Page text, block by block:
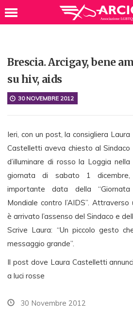
Brescia. Arcigay, bene
su hiv, aids
30 NOVEMBRE 2012
Ieri, con un post, la consigliera Laura
Castelletti aveva chiesto al Sindaco
d’illuminare di rosso la Loggia nella
giornata di sabato 1 dicembre,
importante data della “Giornata
Mondiale contro l’AIDS”.
è arrivato l’assenso del Sindaco e
Scrive Laura: “Un piccolo gesto
messaggio grande”.
Il post dove Laura Castelletti
a luci rosse
30 Novembre 2012